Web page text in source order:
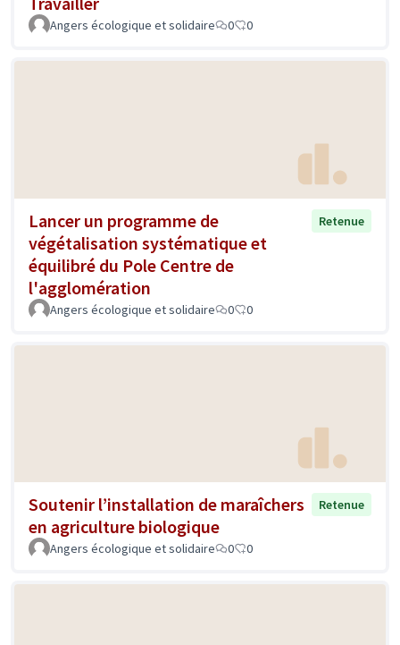
Angers écologique et solidaire 0 0
Lancer un programme de
végétalisation systématique et
équilibré du Pole Centre de
l'agglomération
Retenue
Angers écologique et solidaire 0 0
Soutenir l’installation de maraîchers
en agriculture biologique
Retenue
Angers écologique et solidaire 0 0